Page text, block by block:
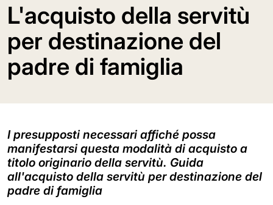
L'acquisto della servitù
per destinazione del
padre di famiglia
I presupposti necessari affiché possa
manifestarsi questa modalità di acquisto a
titolo originario della servitù. Guida
all'acquisto della servitù per destinazione del
padre di famiglia